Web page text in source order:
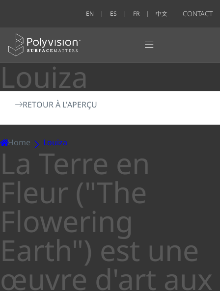
EN ES FR 中文 CONTACT
Louiza
RETOUR À L'APERÇU
Home Louiza
La Terre en
Fleur ("The
Flowering
Earth") est une
œuvre d'art aux